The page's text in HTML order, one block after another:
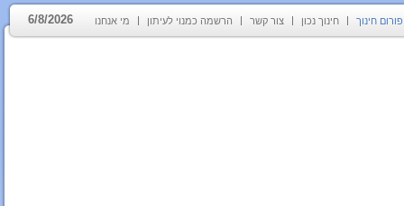
פורום חינוך חינוך נכון צור קשר הרשמה כמנוי לעיתון מי אנחנו 6/8/2026